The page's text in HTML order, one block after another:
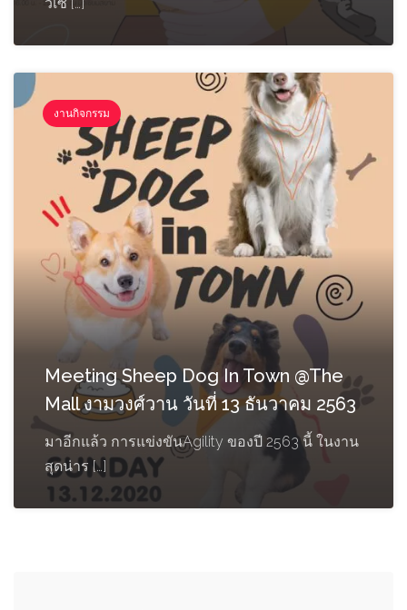
วเซี […]
งานกิจกรรม
Meeting Sheep Dog In Town @The
Mall งามวงศ์วาน วันที่ 13 ธันวาคม 2563
มาอีกแล้ว การแข่งขันAgility ของปี 2563 นี้ ในงาน
สุดน่าร […]